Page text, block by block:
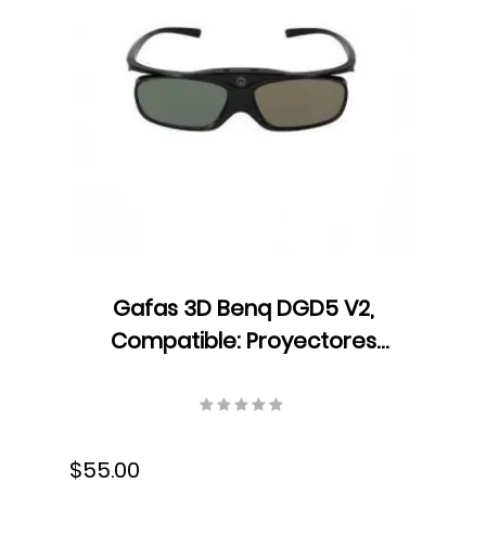
Gafas 3D Benq DGD5 V2,
Compatible: Proyectores
3.7 V, 110mA, 5J.J9H25.002
$55.00